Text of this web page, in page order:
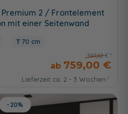
Premium 2 / Frontelement
mit einer Seitenwand
70 cm
949,62 €
759,00 €
Lieferzeit ca. 2 - 3 Wochen
-20%